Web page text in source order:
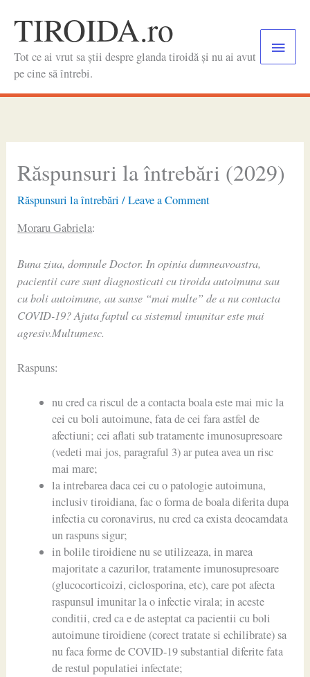
contentTIROIDA.ro
Tot ce ai vrut sa știi despre glanda tiroidă și nu ai avut
pe cine să întrebi.
Main
Răspunsuri la întrebări (2029)
Răspunsuri la întrebări /Leave a Comment
Moraru Gabriela:
Buna ziua, domnule Doctor. In opinia dumneavoastra,
pacientii care sunt diagnosticati cu tiroida autoimuna sau
cu boli autoimune, au sanse “mai multe” de a nu contacta
COVID-19? Ajuta faptul ca sistemul imunitar este mai
agresiv.Multumesc.
Raspuns:
nu cred ca riscul de a contacta boala este mai mic la
cei cu boli autoimune, fata de cei fara astfel de
afectiuni; cei aflati sub tratamente imunosupresoare
(vedeti mai jos, paragraful 3) ar putea avea un risc
mai mare;
la intrebarea daca cei cu o patologie autoimuna,
inclusiv tiroidiana, fac o forma de boala diferita dupa
infectia cu coronavirus, nu cred ca exista deocamdata
un raspuns sigur;
in bolile tiroidiene nu se utilizeaza, in marea
majoritate a cazurilor, tratamente imunosupresoare
(glucocorticoizi, ciclosporina, etc), care pot afecta
raspunsul imunitar la o infectie virala; in aceste
conditii, cred ca e de asteptat ca pacientii cu boli
autoimune tiroidiene (corect tratate si echilibrate) sa
nu faca forme de COVID-19 substantial diferite fata
de restul populatiei infectate;